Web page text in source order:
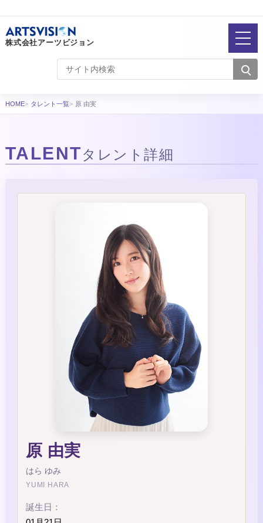
株式会社アーツビジョン
HOME タレント一覧 原 由実
TALENTタレント詳細
原 由実
はら ゆみ
YUMI HARA
誕生日：